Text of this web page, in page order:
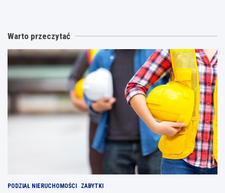
Warto przeczytać
PODZIAŁ NIERUCHOMOŚCI ZABYTKI